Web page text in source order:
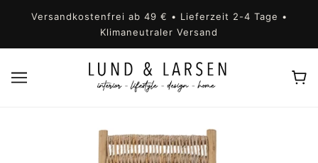
Versandkostenfrei ab 49 € • Lieferzeit 2-4 Tage •
Klimaneutraler Versand